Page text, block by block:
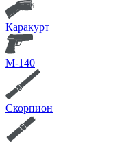
Каракурт
М-140
Скорпион